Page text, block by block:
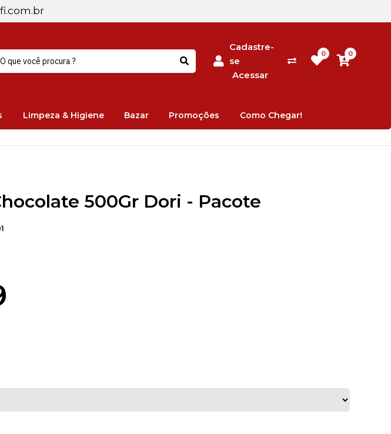
Cadastre-
se
Acessar
0 0
Limpeza & Higiene Bazar Promoções Como Chegar!
500Gr Dori - Pacote